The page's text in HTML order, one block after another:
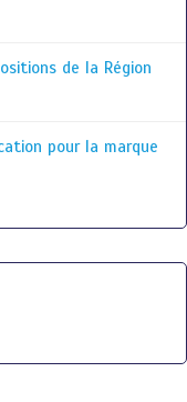
de la Région
pour la marque